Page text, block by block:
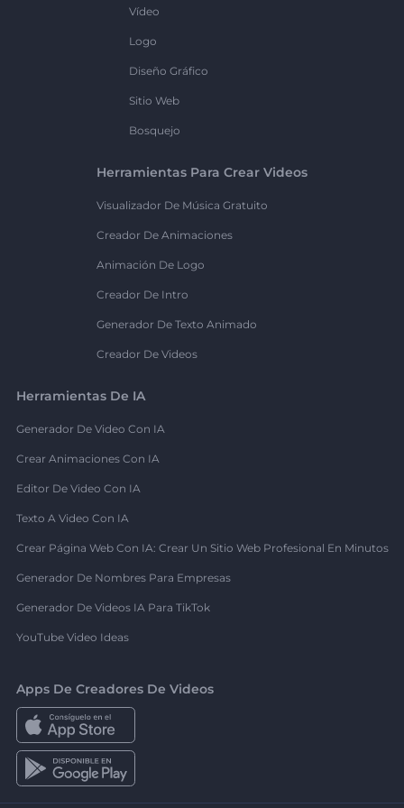
Vídeo
Logo
Diseño Gráfico
Sitio Web
Bosquejo
Herramientas Para Crear Videos
Visualizador De Música Gratuito
Creador De Animaciones
Animación De Logo
Creador De Intro
Generador De Texto Animado
Creador De Videos
Herramientas De IA
Generador De Video Con IA
Crear Animaciones Con IA
Editor De Video Con IA
Texto A Video Con IA
Crear Página Web Con IA: Crear Un Sitio Web Profesional En Minutos
Generador De Nombres Para Empresas
Generador De Videos IA Para TikTok
YouTube Video Ideas
Apps De Creadores De Videos